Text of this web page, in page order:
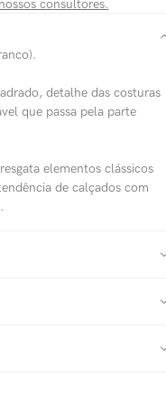
consultores.
detalhe das costuras
que passa pela parte
elementos clássicos
de calçados com